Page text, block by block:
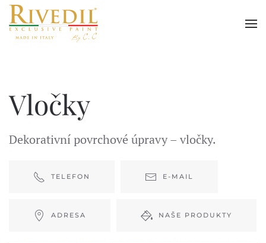
Skip to main content
Vločky
Dekorativní povrchové úpravy – vločky.
TELEFON E-MAIL
ADRESA NAŠE PRODUKTY